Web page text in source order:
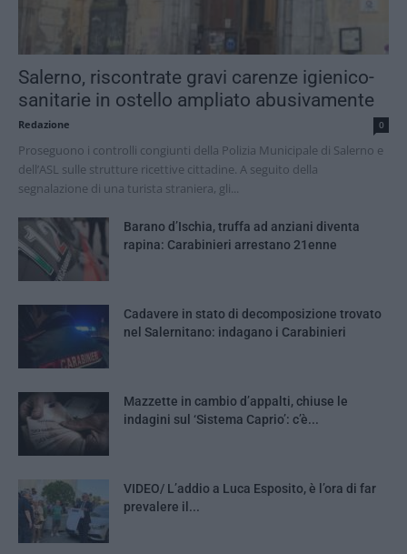
Salerno, riscontrate gravi carenze igienico-
sanitarie in ostello ampliato abusivamente
Redazione 0
Proseguono i controlli congiunti della Polizia Municipale di Salerno e
dell’ASL sulle strutture ricettive cittadine. A seguito della
segnalazione di una turista straniera, gli...
Barano d’Ischia, truffa ad anziani diventa
rapina: Carabinieri arrestano 21enne
Cadavere in stato di decomposizione trovato
nel Salernitano: indagano i Carabinieri
Mazzette in cambio d’appalti, chiuse le
indagini sul ‘Sistema Caprio’: c’è...
VIDEO/ L’addio a Luca Esposito, è l’ora di far
prevalere il...